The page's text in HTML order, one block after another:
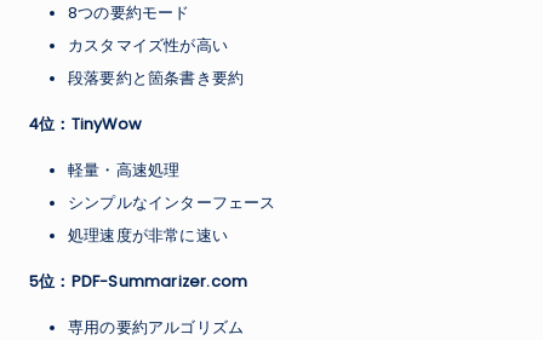
8つの要約モード
カスタマイズ性が高い
段落要約と箇条書き要約
4位：TinyWow
軽量・高速処理
シンプルなインターフェース
処理速度が非常に速い
5位：PDF-Summarizer.com
専用の要約アルゴリズム